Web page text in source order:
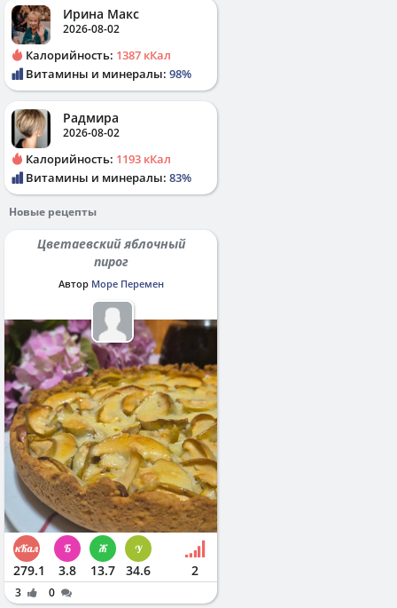
Ирина Макс
2026-08-02
Калорийность: 1387 кКал
Витамины и минералы: 98%
Радмира
2026-08-02
Калорийность: 1193 кКал
Витамины и минералы: 83%
Новые рецепты
Цветаевский яблочный
пирог
Автор Море Перемен
279.1 3.8 13.7 34.6 2
3 0